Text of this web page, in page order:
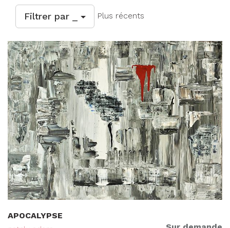
Filtrer par _ Plus récents
APOCALYPSE